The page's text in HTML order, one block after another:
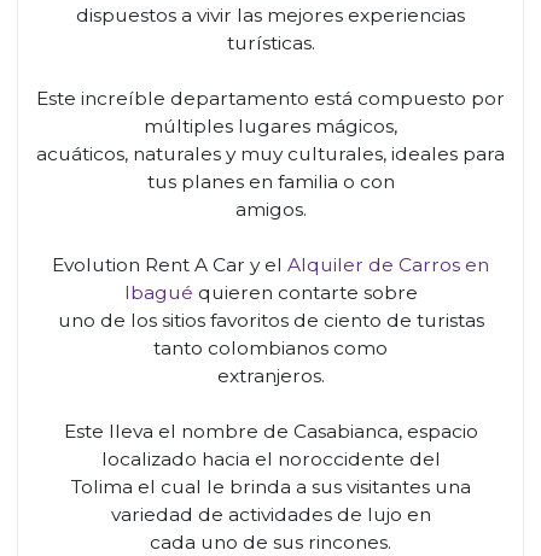
dispuestos a vivir las mejores experiencias
turísticas.
Este increíble departamento está compuesto por
múltiples lugares mágicos,
acuáticos, naturales y muy culturales, ideales para
tus planes en familia o con
amigos.
Evolution Rent A Car y el Alquiler de Carros en
Ibagué quieren contarte sobre
uno de los sitios favoritos de ciento de turistas
tanto colombianos como
extranjeros.
Este lleva el nombre de Casabianca, espacio
localizado hacia el noroccidente del
Tolima el cual le brinda a sus visitantes una
variedad de actividades de lujo en
cada uno de sus rincones.